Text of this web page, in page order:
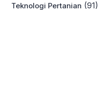
Teknologi Pertanian (91)